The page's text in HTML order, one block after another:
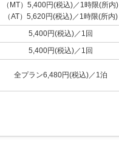
（MT）5,400円(税込)／1時限(所内)
（AT）5,620円(税込)／1時限(所内)
5,400円(税込)／1回
5,400円(税込)／1回
全プラン6,480円(税込)／1泊